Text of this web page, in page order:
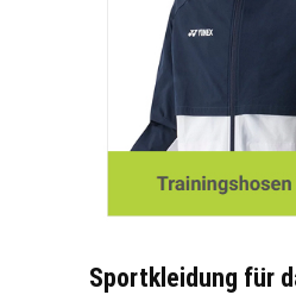
Sportkleidung für